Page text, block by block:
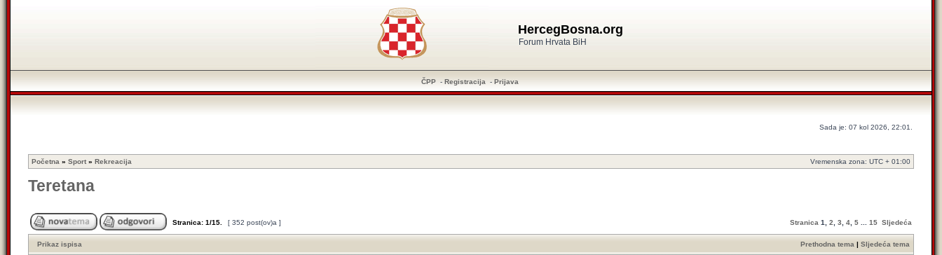
HercegBosna.org
Forum Hrvata BiH
ČPP - Registracija - Prijava
Sada je: 07 kol 2026, 22:01.
Početna » Sport » Rekreacija Vremenska zona: UTC + 01:00
Teretana
Stranica: 1/15 [ 352 post(ov)a ] Stranica 1 2 3 4 5 15 Sljedeća
Prikaz ispisa Prethodna tema | Sljedeća tema